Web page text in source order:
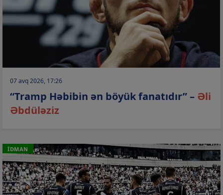
07 avq 2026, 17:26
“Tramp Həbibin ən böyük fanatıdır” – Əli
Əbdüləziz
İDMAN